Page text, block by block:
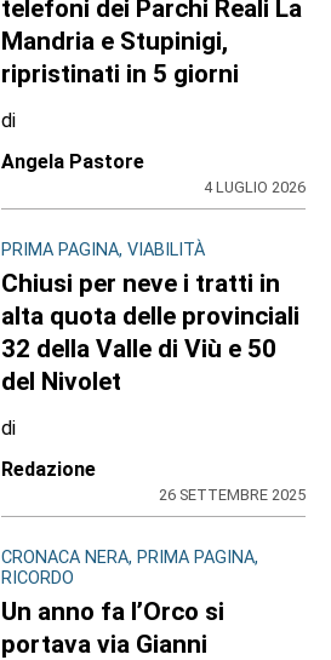
telefoni dei Parchi Reali La
Mandria e Stupinigi,
ripristinati in 5 giorni
di
Angela Pastore
4 LUGLIO 2026
PRIMA PAGINA, VIABILITÀ
Chiusi per neve i tratti in
alta quota delle provinciali
32 della Valle di Viù e 50
del Nivolet
di
Redazione
26 SETTEMBRE 2025
CRONACA NERA, PRIMA PAGINA,
RICORDO
Un anno fa l’Orco si
portava via Gianni